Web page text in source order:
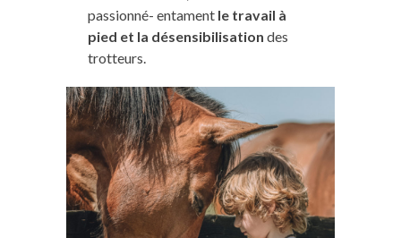
passionné- entament le travail à
pied et la désensibilisation des
trotteurs.